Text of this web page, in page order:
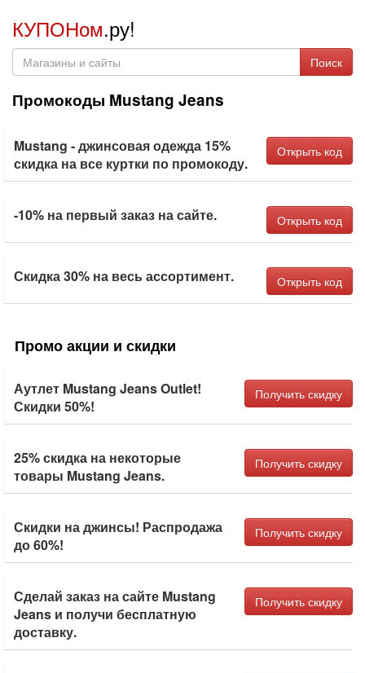
КУПОНом.ру!
Поиск
Промокоды Mustang Jeans
Mustang - джинсовая одежда 15%
скидка на все куртки по промокоду.
Открыть код
-10% на первый заказ на сайте. Открыть код
Скидка 30% на весь ассортимент. Открыть код
Промо акции и скидки
Аутлет Mustang Jeans Outlet!
Скидки 50%!
Получить скидку
25% скидка на некоторые
товары Mustang Jeans.
Получить скидку
Скидки на джинсы! Распродажа
до 60%!
Получить скидку
Сделай заказ на сайте Mustang
Jeans и получи бесплатную
доставку.
Получить скидку